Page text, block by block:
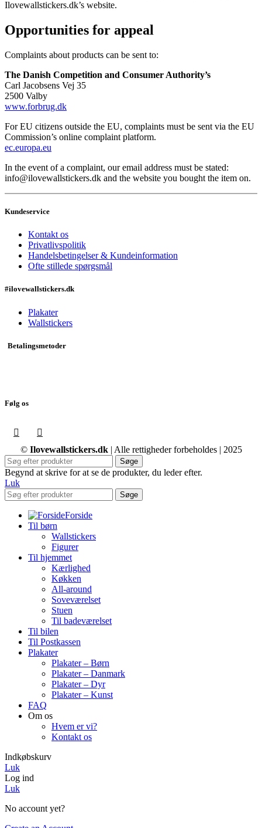
Ilovewallstickers.dk’s website.
Opportunities for appeal
Complaints about products can be sent to:
The Danish Competition and Consumer Authority’s
Carl Jacobsens Vej 35
2500 Valby
www.forbrug.dk
For EU citizens outside the EU, complaints must be sent via the EU
Commission’s online complaint platform.
ec.europa.eu
In the event of a complaint, our email address must be stated:
info@ilovewallstickers.dk and the website you bought the item on.
Kundeservice
Kontakt os
Privatlivspolitik
Handelsbetingelser & Kundeinformation
Ofte stillede spørgsmål
#ilovewallstickers.dk
Plakater
Wallstickers
Betalingsmetoder
Følg os
©Ilovewallstickers.dk| Alle rettigheder forbeholdes | 2025
Søge
Begynd at skrive for at se de produkter, du leder efter.
Luk
Søge
Forside
Til børn
Wallstickers
Figurer
Til hjemmet
Kærlighed
Køkken
All-around
Soveværelset
Stuen
Til badeværelset
Til bilen
Til Postkassen
Plakater
Plakater – Børn
Plakater – Danmark
Plakater – Dyr
Plakater – Kunst
FAQ
Om os
Hvem er vi?
Kontakt os
Indkøbskurv
Luk
Log ind
Luk
No account yet?